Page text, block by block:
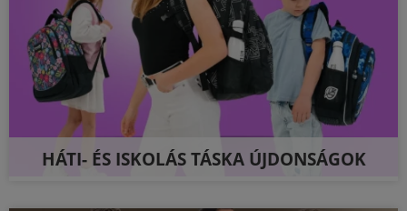
HÁTI- ÉS ISKOLÁS TÁSKA ÚJDONSÁGOK